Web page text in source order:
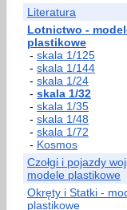
Literatura
Lotnictwo -
plastikowe
- skala 1/125
- skala 1/144
- skala 1/24
- skala 1/32
- skala 1/35
- skala 1/48
- skala 1/72
- Kosmos
Czołgi i pojazdy
modele plastikowe
Okręty i Statki -
plastikowe